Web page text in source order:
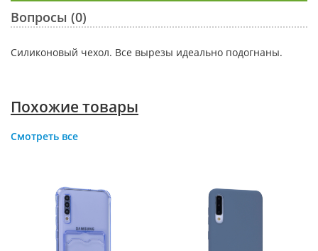
Вопросы (0)
Силиконовый чехол. Все вырезы идеально подогнаны.
Похожие товары
Смотреть все